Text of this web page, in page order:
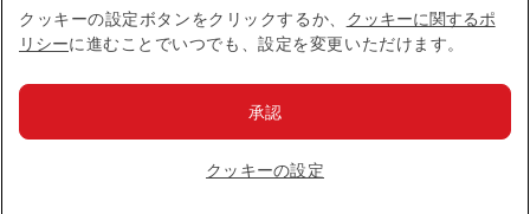
クッキーに関するポリシー
サイバーセキュリティ
英国現代奴隷法に係る声明
クッキーの設定ボタンをクリックするか、 クッキーに関するポ
リシーに進むことでいつでも、設定を変更いただけます。
クッキーの設定
承認